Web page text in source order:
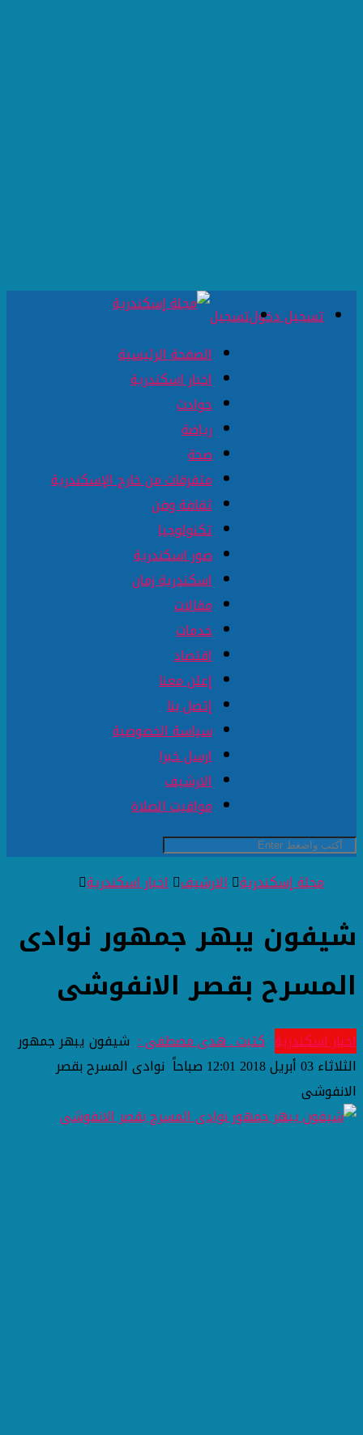
تسجيل دخولتسجيل
الصفحة الرئيسية
اخبار اسكندرية
حوادث
رياضة
صحة
متفرقات من خارج الإسكندرية
ثقافة وفن
تكنولوجيا
صور اسكندرية
اسكندرية زمان
مقالات
خدمات
اقتصاد
إعلن معنا
إتصل بنا
سياسة الخصوصية
ارسل خبرا
الارشيف
مواقيت الصلاة
مجلة إسكندرية الارشيف اخبار اسكندرية
شيفون يبهر جمهور نوادى
المسرح بقصر الانفوشى
اخبار اسكندرية كتبت ـ هدى مصطفى :
الثلاثاء 03 أبريل 2018 12:01 صباحاً
شيفون يبهر جمهور
نوادى المسرح بقصر
الانفوشى